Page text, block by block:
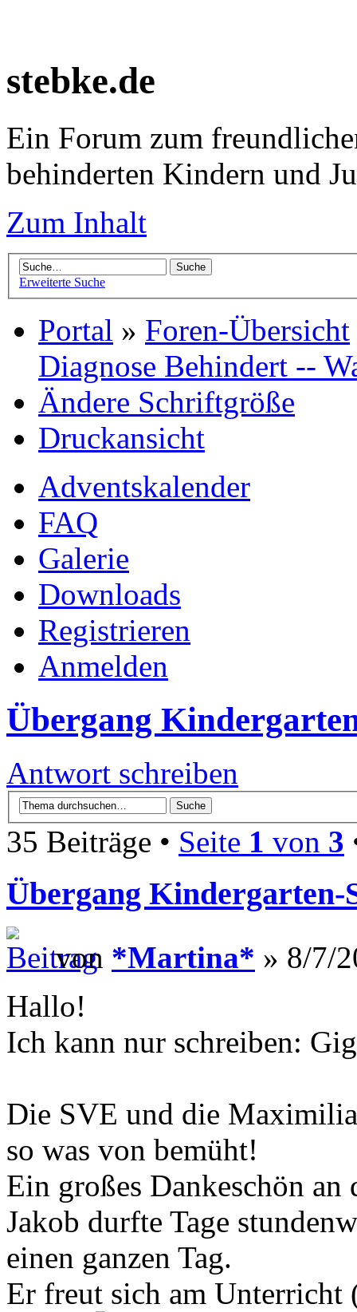
stebke.de
Ein Forum zum
behinderten Kindern und
Zum Inhalt
Erweiterte Suche
Portal » Foren-Übersicht
Diagnose Behindert --
Ändere Schriftgröße
Druckansicht
Adventskalender
FAQ
Galerie
Downloads
Registrieren
Anmelden
Übergang
Antwort schreiben
35 Beiträge • Seite 1 von 3
Übergang Kindergarten-
von *Martina* » 8/7/
Hallo!
Ich kann nur schreiben:
Die SVE und die
so was von bemüht!
Ein großes Dankeschön an
Jakob durfte Tage
einen ganzen Tag.
Er freut sich am Unterricht